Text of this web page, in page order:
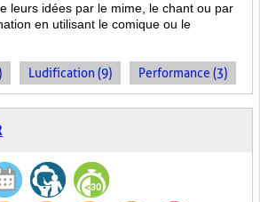
leurs idées par le mime, le chant ou par
en utilisant le comique ou le
Ludification (9) Performance (3)